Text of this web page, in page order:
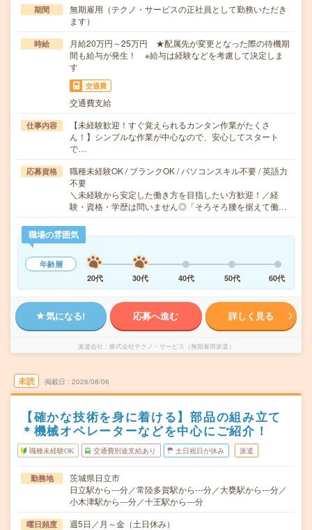
期間
無期雇用（テクノ・サービスの正社員として勤務いただき
ます）
時給
月給20万円～25万円 ★配属先が変更となった際の待機期
間も給与が発生！ ※給与は経験などを考慮して決定しま
す
交通費
交通費支給
仕事内容
【未経験歓迎！すぐ覚えられるカンタン作業がたくさ
ん！】シンプルな作業が中心なので、安心してスタート
で…
応募資格
職種未経験OK / ブランクOK / パソコンスキル不要 / 英語力
不要
＼未経験から安定した働き方を目指したい方歓迎！／経
験・資格・学歴は問いません◎「そろそろ腰を据えて働…
職場の雰囲気
年齢層
20代
30代 40代 50代 60代
気になる! 応募へ進む 詳しく見る
派遣会社 株式会社テクノ・サービス（無期雇用派遣）
未読 掲載日 2026/08/06
【確かな技術を身に着ける】部品の組み立て
＊機械オペレーターなどを中心にご紹介！
職種未経験OK 交通費別途支給あり 土日祝日が休み 派遣
勤務地
茨城県日立市
日立駅から---分／常陸多賀駅から---分／大甕駅から---分／
小木津駅から---分／十王駅から---分
曜日頻度 週5日／月～金（土日休み）